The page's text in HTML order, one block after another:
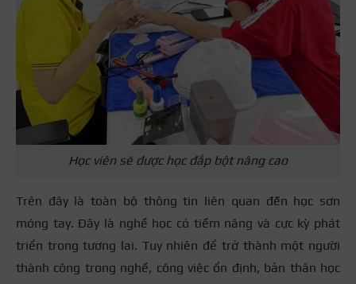
Học viên sẽ được học đắp bột nâng cao
Trên đây là toàn bộ thông tin liên quan đến học sơn
móng tay. Đây là nghề học có tiềm năng và cực kỳ phát
triển trong tương lai. Tuy nhiên để trở thành một người
thành công trong nghề, công việc ổn định, bản thân học